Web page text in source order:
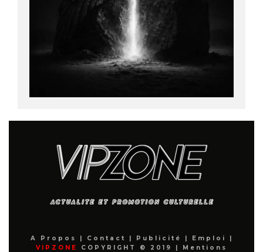
A Propos | Contact | Publicité | Emploi
|
VIPZONE
COPYRIGHT © 2019 |
Mentions